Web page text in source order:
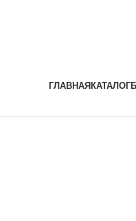
ГЛАВНАЯКАТАЛОГ